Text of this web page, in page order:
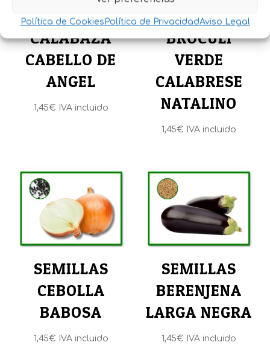
Política de Cookies Política de PrivacidadAviso Legal
SEMILLAS
CALABAZA
CABELLO DE
ANGEL
1,45€ IVA incluido
SEMILLAS
BROCULI
VERDE
CALABRESE
NATALINO
1,45€ IVA incluido
SEMILLAS
CEBOLLA
BABOSA
1,45€ IVA incluido
SEMILLAS
BERENJENA
LARGA NEGRA
1,45€ IVA incluido